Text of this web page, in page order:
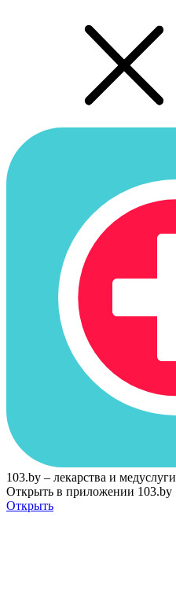
103.by – лекарства и медуслуги
Открыть в приложении 103.by
Открыть